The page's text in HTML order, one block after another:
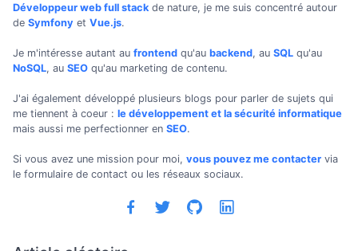
Développeur web full stack de nature, je me suis concentré autour
de Symfony et Vue.js.
Je m'intéresse autant au frontend qu'au backend, au SQL qu'au
NoSQL, au SEO qu'au marketing de contenu.
J'ai également développé plusieurs blogs pour parler de sujets qui
me tiennent à coeur : le développement et la sécurité informatique
mais aussi me perfectionner en SEO.
Si vous avez une mission pour moi, vous pouvez me contacter via
le formulaire de contact ou les réseaux sociaux.